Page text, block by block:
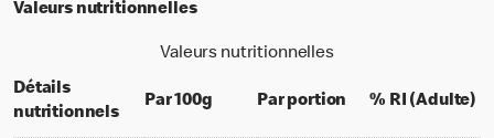
Valeurs nutritionnelles
Valeurs nutritionnelles
Détails
nutritionnels
Par 100gper 100 grams
Par portion per portion
% RI (Adulte)